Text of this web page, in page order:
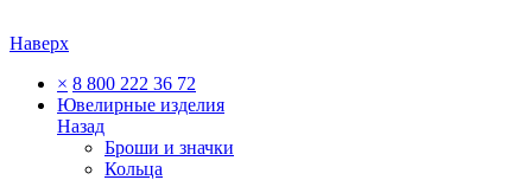
Наверх
× 8 800 222 36 72
Ювелирные изделия
Назад
Броши и значки
Кольца